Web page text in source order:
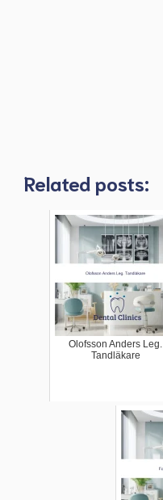
Related posts:
Olofsson Anders Leg.
Tandläkare